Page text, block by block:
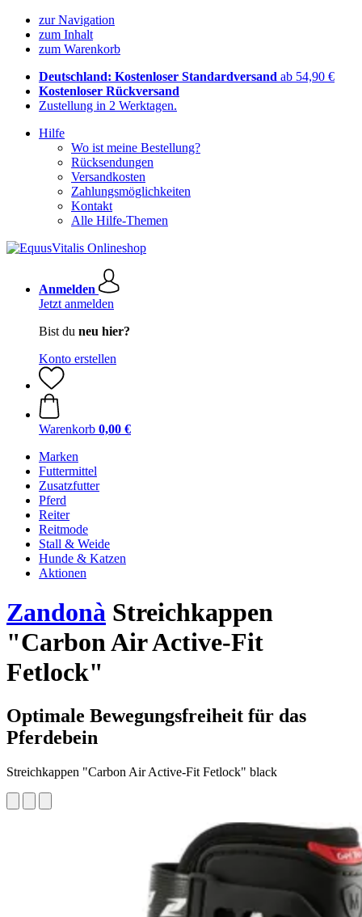
zur Navigation
zum Inhalt
zum Warenkorb
Deutschland: Kostenloser Standardversand ab 54,90 €
Kostenloser Rückversand
Zustellung in 2 Werktagen.
Hilfe
Wo ist meine Bestellung?
Rücksendungen
Versandkosten
Zahlungsmöglichkeiten
Kontakt
Alle Hilfe-Themen
Anmelden
Jetzt anmelden
Bist du neu hier?
Konto erstellen
Warenkorb 0,00 €
Marken
Futtermittel
Zusatzfutter
Pferd
Reiter
Reitmode
Stall & Weide
Hunde & Katzen
Aktionen
Zandonà Streichkappen
"Carbon Air Active-Fit
Fetlock"
Optimale Bewegungsfreiheit für das
Pferdebein
Streichkappen "Carbon Air Active-Fit Fetlock" black